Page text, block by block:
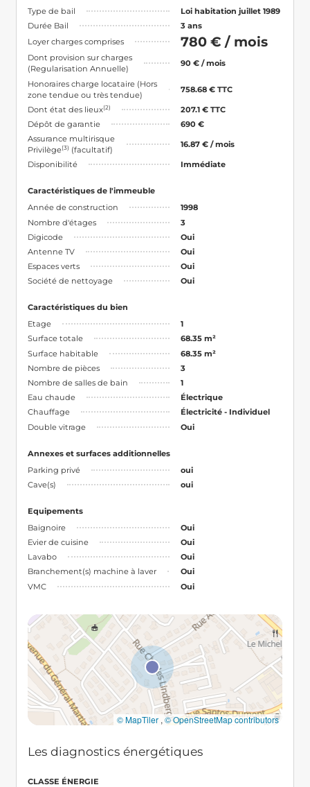
Type de bail
Loi habitation juillet 1989
Durée Bail
3 ans
Loyer charges comprises
780 € / mois
Dont provision sur charges
(Regularisation Annuelle)
90 € / mois
Honoraires charge locataire (Hors
zone tendue ou très tendue)
758.68 € TTC
Dont état des lieux(2)
207.1 € TTC
Dépôt de garantie
690 €
Assurance multirisque
Privilège(3) (facultatif)
16.87 € / mois
Disponibilité Immédiate
Caractéristiques de l'immeuble
Année de construction
1998
Nombre d'étages
3
Digicode
Oui
Antenne TV
Oui
Espaces verts
Oui
Société de nettoyage
Oui
Caractéristiques du bien
Etage
1
Surface totale
68.35 m²
Surface habitable
68.35 m²
Nombre de pièces
3
Nombre de salles de bain
1
Eau chaude
Électrique
Chauffage
Électricité - Individuel
Double vitrage
Oui
Annexes et surfaces additionnelles
Parking privé
oui
Cave(s)
oui
Equipements
Baignoire
Oui
Evier de cuisine
Oui
Lavabo
Oui
Branchement(s) machine à laver
Oui
VMC
Oui
© MapTiler ,© OpenStreetMap contributors
Les diagnostics énergétiques
CLASSE ÉNERGIE